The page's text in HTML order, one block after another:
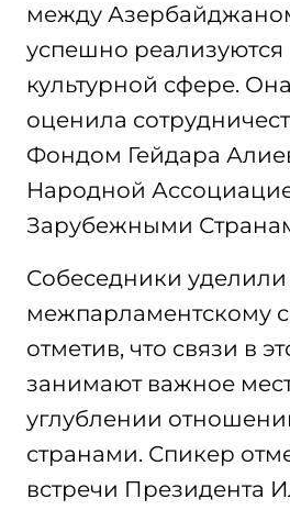
между
успешно реализуются
культурной сфере.
оценила
Фондом Гейдара
Народной
Зарубежными
Собеседники
межпарламентскому
отметив, что связи в
занимают важное
углублении
странами. Спикер
встречи Президента